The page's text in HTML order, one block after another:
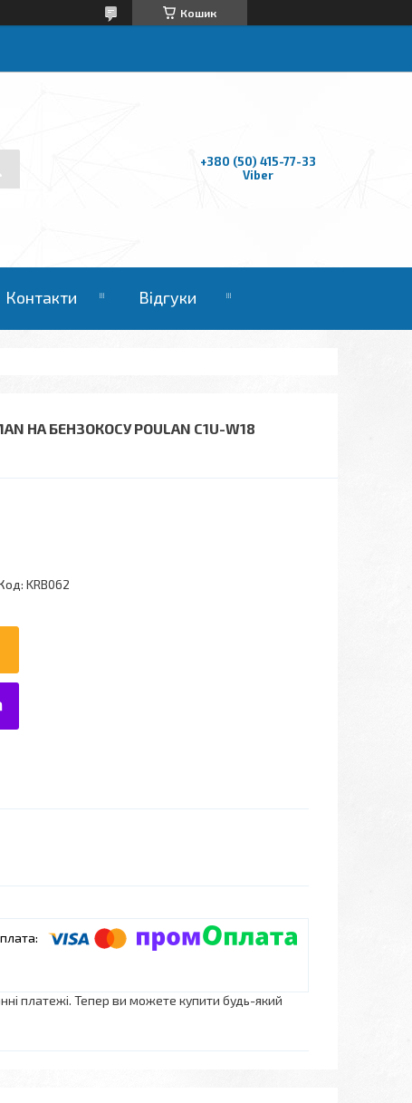
Кошик
+380 (50) 415-77-33
Viber
Контакти Відгуки
НА БЕНЗОКОСУ POULAN C1U-W18
KRB062
платежі. Тепер ви можете купити будь-який